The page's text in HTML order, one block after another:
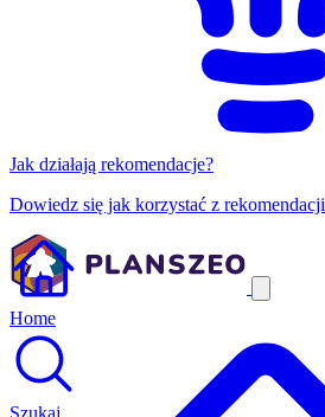
Jak działają rekomendacje?
Dowiedz się jak korzystać z rekomendacji
Home
Szukaj